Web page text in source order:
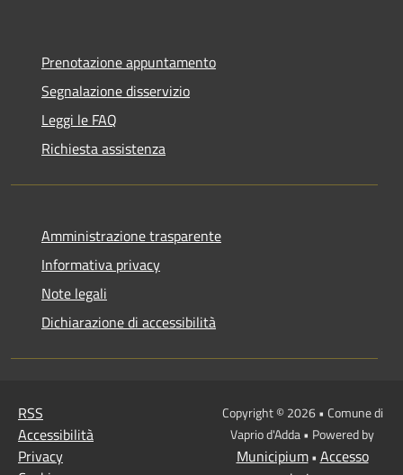
Prenotazione appuntamento
Segnalazione disservizio
Leggi le FAQ
Richiesta assistenza
Amministrazione trasparente
Informativa privacy
Note legali
Dichiarazione di accessibilità
RSS
Accessibilità
Privacy
Copyright © 2026 • Comune di
Vaprio d'Adda • Powered by
Municipium• Accesso